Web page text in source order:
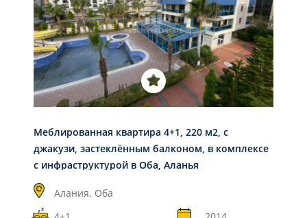
Меблированная квартира 4+1, 220 м2, с
джакузи, застеклённым балконом, в комплексе
с инфраструктурой в Оба, Аланья
Алания, Оба